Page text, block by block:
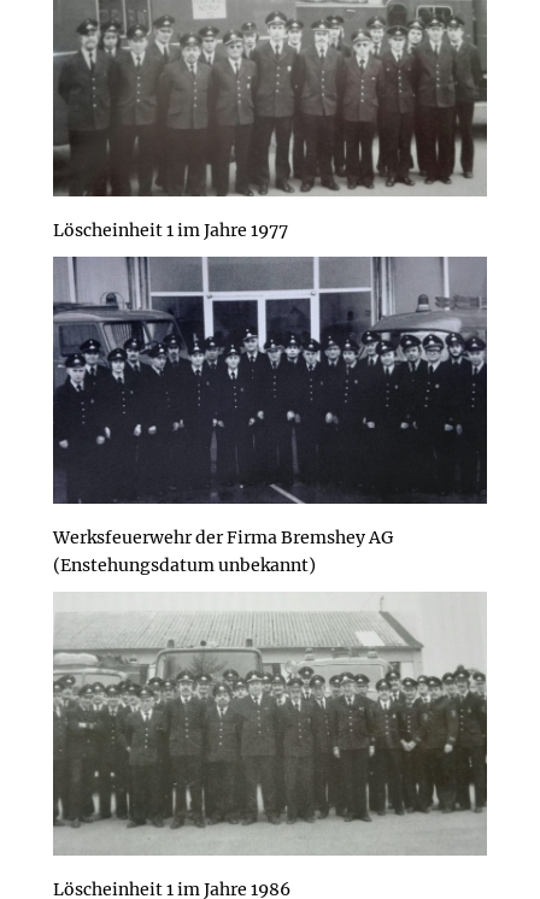
Löscheinheit 1 im Jahre 1977
Werksfeuerwehr der Firma Bremshey AG
(Enstehungsdatum unbekannt)
Löscheinheit 1 im Jahre 1986